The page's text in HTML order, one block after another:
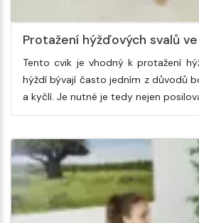
Protažení hýžďových svalů
Tento cvik je vhodný k protažení
hýždí bývají často jedním z důvodů
a kyčlí. Je nutné je tedy nejen